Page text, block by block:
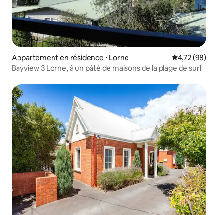
Appartement en résidence ⋅ Lorne Évaluation
4,72 (98)
Bayview 3 Lorne, à un pâté de maisons de la plage de surf